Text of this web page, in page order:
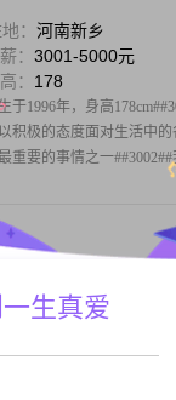
： 河南新乡
： 3001-5000元
： 178
1996年，身高
积极的态度面对生活中
重要的事情之一##3002##
：中专
于1980年，身高
格开朗，总是爱笑，喜欢
生真爱